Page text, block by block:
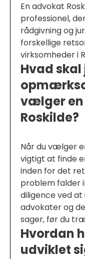
En advokat
professionel,
rådgivning og
forskellige
virksomheder i
Hvad
vælger
Roskilde?
Når du vælger
vigtigt at finde
inden for det
problem falder
diligence ved
advokater og
sager, før du
Hvordan
udviklet